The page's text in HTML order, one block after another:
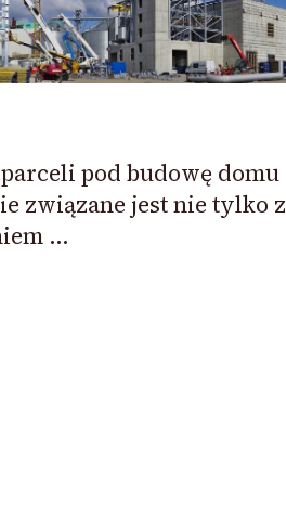
pod budowę domu
związane jest nie tylko z
…